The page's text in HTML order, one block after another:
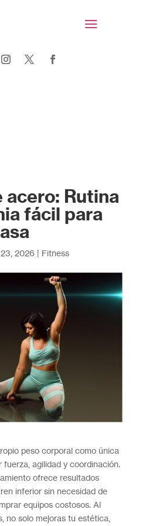
acero: Rutina
fácil para
2026 | Fitness
peso corporal como única
fuerza, agilidad y coordinación.
ofrece resultados
inferior sin necesidad de
equipos costosos. Al
no solo mejoras tu estética,